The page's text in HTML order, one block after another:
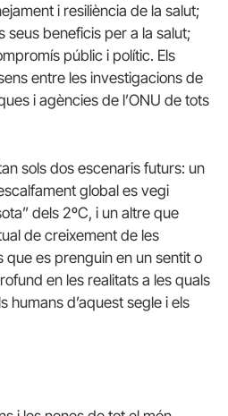
i resiliència de la salut;
seus beneficis per a la salut;
públic i polític. Els
entre les investigacions de
i agències de l’ONU de tots
sols dos escenaris futurs: un
global es vegi
dels 2ºC, i un altre que
de creixement de les
que es prenguin en un sentit o
en les realitats a les quals
humans d’aquest segle i els